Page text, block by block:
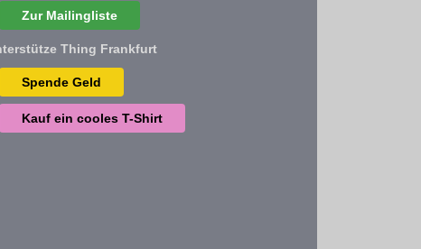
Zur Mailingliste
Thing Frankfurt
Spende Geld
Kauf ein cooles T-Shirt